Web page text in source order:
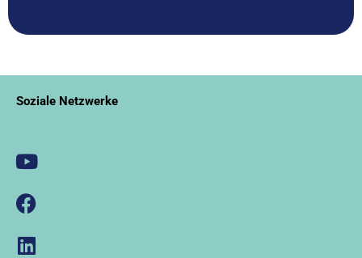
Soziale Netzwerke